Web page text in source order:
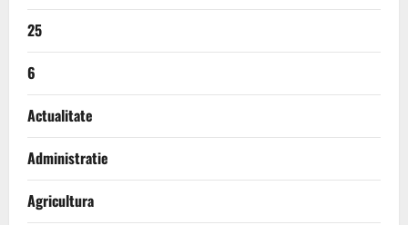
25
6
Actualitate
Administratie
Agricultura